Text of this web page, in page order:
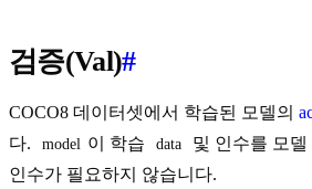
검증(Val)#
COCO8 데이터셋에서 학습된 모델의
다.
model 이 학습 data
및 인수를 모
인수가 필요하지 않습니다.